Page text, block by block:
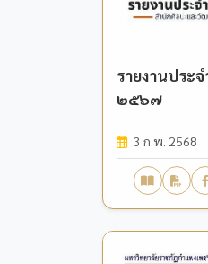
รายงานประ
๒๕๖๗
3 ก.พ. 2568